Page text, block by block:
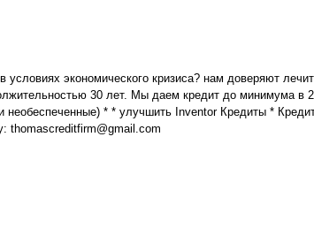
экономического кризиса? нам доверяют
30 лет. Мы даем кредит до минимума в
* * улучшить Inventor Кредиты *
thomascreditfirm@gmail.com